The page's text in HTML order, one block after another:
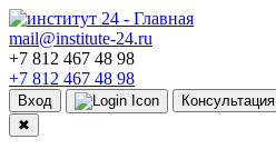
mail@institute-24.ru
+7 812 467 48 98
+7 812 467 48 98
Вход
Консультация
✖